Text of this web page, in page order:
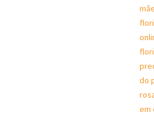
mãe
do
em